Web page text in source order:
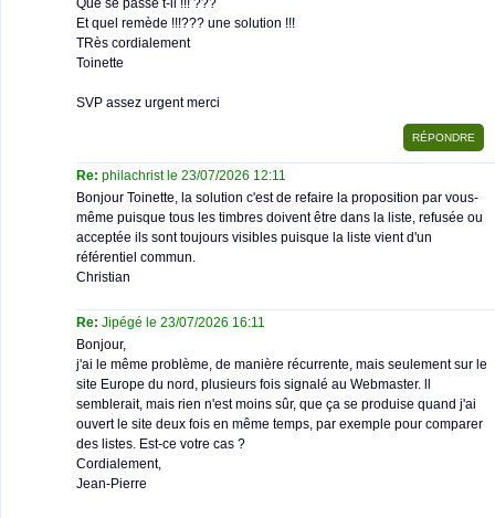
Que se passe t-il !!! ???
Et quel remède !!!??? une solution !!!
TRès cordialement
Toinette
SVP assez urgent merci
Re: philachrist le 23/07/2026 12:11
Bonjour Toinette, la solution c'est de refaire la proposition par vous-
même puisque tous les timbres doivent être dans la liste, refusée ou
acceptée ils sont toujours visibles puisque la liste vient d'un
référentiel commun.
Christian
Re: Jipégé le 23/07/2026 16:11
Bonjour,
j'ai le même problème, de manière récurrente, mais seulement sur le
site Europe du nord, plusieurs fois signalé au Webmaster. ll
semblerait, mais rien n'est moins sûr, que ça se produise quand j'ai
ouvert le site deux fois en même temps, par exemple pour comparer
des listes. Est-ce votre cas ?
Cordialement,
Jean-Pierre